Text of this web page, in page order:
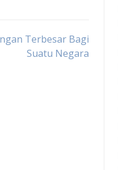
Terbesar Bagi
Suatu Negara